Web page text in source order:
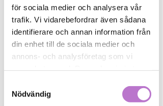
för sociala medier och analysera vår
trafik. Vi vidarebefordrar även sådana
identifierare och annan information från
din enhet till de sociala medier och
annons- och analysföretag som vi
information som du har tillhandahållit
Nödvändig
räckvidd,  d.v.s. att kommunicera till alla
potentiella kunder hela tiden, samt ha
emotionell kommunikation med kreativ höjd.
"Men vår bransch är så unik och
också vara helt olika. Beslutsprocessen för